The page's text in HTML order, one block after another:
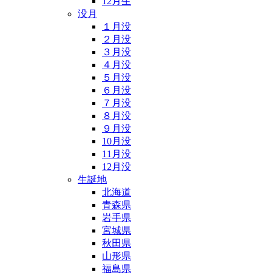
没月
１月没
２月没
３月没
４月没
５月没
６月没
７月没
８月没
９月没
10月没
11月没
12月没
生誕地
北海道
青森県
岩手県
宮城県
秋田県
山形県
福島県